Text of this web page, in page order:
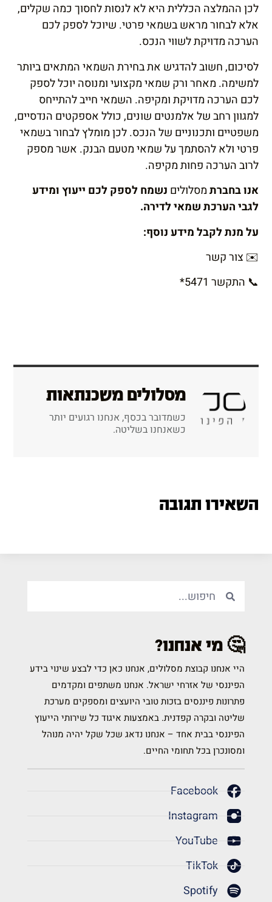
לכן ההמלצה הכללית היא לא לנסות לחסוך כמה שקלים,
אלא לבחור מראש בשמאי פרטי. שיוכל לספק לכם
הערכה מדויקת לשווי הנכס.
לסיכום, חשוב להדגיש את בחירת השמאי המתאים ביותר
למשימה. מאחר ורק שמאי מקצועי ומנוסה יוכל לספק
לכם הערכה מדויקת ומקיפה. השמאי חייב להתייחס
למגוון רחב של אלמנטים שונים, כולל אספקטים הנדסיים,
משפטיים ותכנוניים של הנכס. לכן מומלץ לבחור בשמאי
פרטי ולא להסתמך על שמאי מטעם הבנק. אשר מספק
לרוב הערכה פחות מקיפה.
אנו בחברתמסלולים נשמח לספק לכם ייעוץ ומידע
לגבי הערכת שמאי לדירה.
על מנת לקבל מידע נוסף:
צור קשר ✉️
*5471
📞
מסלולים משכנתאות
כשמדובר בכסף, אנחנו רגועים יותר
כשאנחנו בשליטה.
השאירו תגובה
🤔 מי אנחנו?
היי אנחנו קבוצת מסלולים, אנחנו כאן כדי לבצע שינוי בידע
הפיננסי של אזרחי ישראל. אנחנו משתפים ומקדמים
פתרונות פיננסים בזכות טובי היועצים ומספקים מערכת
שליטה ובקרה קפדנית. באמצעות איגוד כל שירותי הייעוץ
הפיננסי בבית אחד – אנחנו נדאג שכל שקל יהיה מנוהל
ומסונכרן בכל תחומי החיים.
Facebook
Instagram
YouTube
TikTok
Spotify